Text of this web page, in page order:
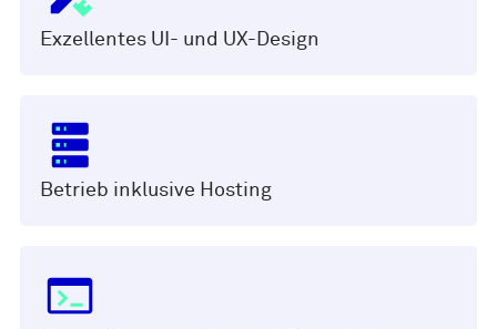
Exzellentes UI- und UX-Design
Betrieb inklusive Hosting